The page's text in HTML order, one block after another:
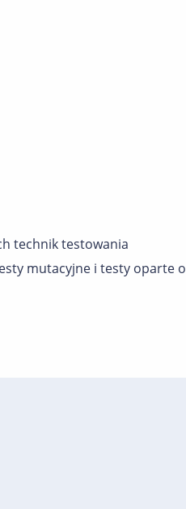
technik testowania
mutacyjne i testy oparte o